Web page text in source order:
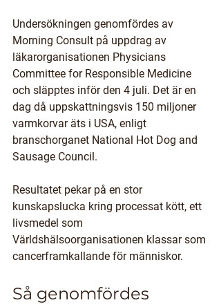
Undersökningen genomfördes av
Morning Consult på uppdrag av
läkarorganisationen Physicians
Committee for Responsible Medicine
och släpptes inför den 4 juli. Det är en
dag då uppskattningsvis 150 miljoner
varmkorvar äts i USA, enligt
branschorganet National Hot Dog and
Sausage Council.
Resultatet pekar på en stor
kunskapslucka kring processat kött, ett
livsmedel som
Världshälsoorganisationen klassar som
cancerframkallande för människor.
Så genomfördes